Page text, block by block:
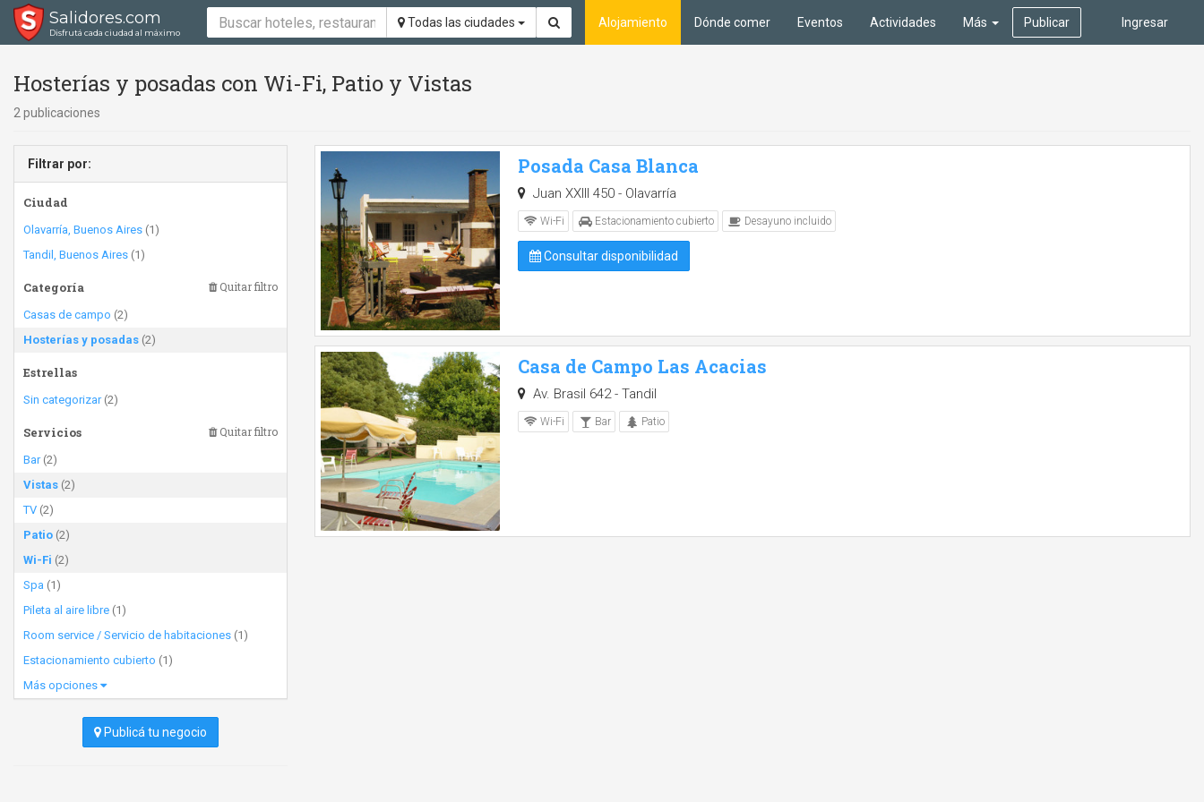
Salidores.com
Disfrutá cada ciudad al máximo
Todas las ciudades Ingresar
Alojamiento Dónde comer Eventos Actividades Más Publicar
Hosterías y posadas con Wi-Fi, Patio y Vistas
2 publicaciones
Filtrar por:
Ciudad
Olavarría, Buenos Aires (1)
Tandil, Buenos Aires (1)
Categoría Quitar filtro
Casas de campo (2)
Hosterías y posadas (2)
Estrellas
Sin categorizar(2)
Servicios Quitar filtro
Bar(2)
Vistas (2)
TV (2)
Patio (2)
Wi-Fi (2)
Spa (1)
Pileta al aire libre (1)
Room service / Servicio de habitaciones (1)
Estacionamiento cubierto (1)
Más opciones
Publicá tu negocio
Posada Casa Blanca
Juan XXIII 450 - Olavarría
Wi-Fi Estacionamiento cubierto Desayuno incluido
Consultar disponibilidad
Casa de Campo Las Acacias
Av. Brasil 642 - Tandil
Wi-Fi Bar Patio